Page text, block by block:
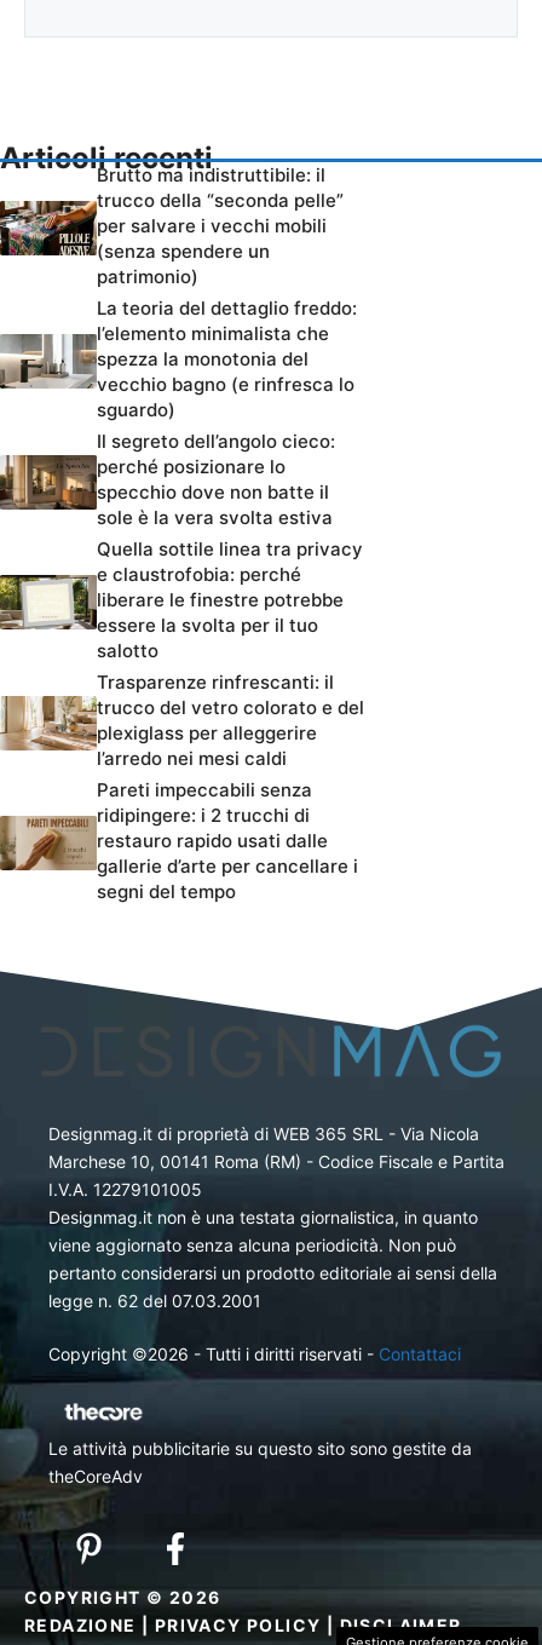
Articoli recenti
Brutto ma indistruttibile: il
trucco della “seconda pelle”
per salvare i vecchi mobili
(senza spendere un
patrimonio)
La teoria del dettaglio freddo:
l’elemento minimalista che
spezza la monotonia del
vecchio bagno (e rinfresca lo
sguardo)
Il segreto dell’angolo cieco:
perché posizionare lo
specchio dove non batte il
sole è la vera svolta estiva
Quella sottile linea tra privacy
e claustrofobia: perché
liberare le finestre potrebbe
essere la svolta per il tuo
salotto
Trasparenze rinfrescanti: il
trucco del vetro colorato e del
plexiglass per alleggerire
l’arredo nei mesi caldi
Pareti impeccabili senza
ridipingere: i 2 trucchi di
restauro rapido usati dalle
gallerie d’arte per cancellare i
segni del tempo
Designmag.it di proprietà di WEB 365 SRL - Via Nicola
Marchese 10, 00141 Roma (RM) - Codice Fiscale e Partita
I.V.A. 12279101005
Designmag.it non è una testata giornalistica, in quanto
viene aggiornato senza alcuna periodicità. Non può
pertanto considerarsi un prodotto editoriale ai sensi della
legge n. 62 del 07.03.2001
Copyright ©2026 - Tutti i diritti riservati - Contattaci
Le attività pubblicitarie su questo sito sono gestite da
theCoreAdv
COPYRIGHT © 2026
REDAZIONE
PRIVACY POLICY |DISCLAIMER